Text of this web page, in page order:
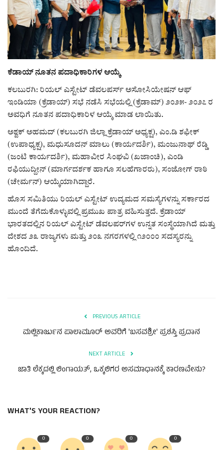
ರಾಜಕೀಯ
ಸುದ್ದಿ
e-paper (ಇ–ಪೇಪರ್‌)
ಪುಸ್ತಕ ಪರಿಚಯ
ಸಾಧಕರ ಪರಿಚಯ
ಪತ್ರಕರ್ತರ ಪರಿಚಯ
ಸಂಪಾದಕೀಯ
ಕವನ
Digital Subscription
ಕೆಡಾಯ್ ನೂತನ ಪದಾಧಿಕಾರಿಗಳ ಆಯ್ಕೆ
ಕಲಬುರಗಿ: ರಿಯಲ್ ಎಸ್ಟೇಟ್ ಡೆವಲಪರ್ಸ್ ಅಸೋಸಿಯೇಷನ್ ಆಫ್
ಇಂಡಿಯಾ (ಕ್ರೆಡಾಯ್) ಸಭೆ ನಡೆಸಿ ಸಭೆಯಲ್ಲಿ (ಕ್ರೆಡಾಮ್) ೨೦೨೫- ೨೦೨೭ ರ
ಅವಧಿಗೆ ನೂತನ ಪದಾಧಿಕಾರಿಳ ಆಯ್ಕೆ ಮಾಡ ಲಾಯಿತು.
ಅಶ್ವಕ್ ಅಹಮದ್ (ಕಲಬುರಗಿ ಜಿಲ್ಲಾ ಕ್ರೆಡಾಯ್ ಅಧ್ಯಕ್ಷ), ಎಂ.ಡಿ ಶಫೀಕ್
(ಉಪಾಧ್ಯಕ್ಷ), ಮಧುಸೂದನ್ ಮಾಲು (ಕಾರ್ಯದರ್ಶಿ), ಮಂಜುನಾಥ್ ರೆಡ್ಡಿ
(ಜಂಟಿ ಕಾರ್ಯದರ್ಶಿ), ಮಹಾವೀರ ಸಿಂಘವಿ (ಖಜಾಂಚಿ), ಎಂಡಿ
ರಫಿಯುದ್ದೀನ್ (ಮಾರ್ಗದರ್ಶಕ ಹಾಗೂ ಸಲಹೆಗಾರರು), ಸಂಜೋಗ್ ರಾಠಿ
(ಚೇರ್ಮನ್) ಆಯ್ಕೆಯಾಗಿದ್ದಾರೆ.
ಹೊಸ ಸಮಿತಿಯು ರಿಯಲ್ ಎಸ್ಟೇಟ್ ಉದ್ಯಮದ ಸಮಸ್ಯೆಗಳನ್ನು ಸರ್ಕಾರದ
ಮುಂದೆ ತೆಗೆದುಕೊಳ್ಳುವಲ್ಲಿ ಪ್ರಮುಖ ಪಾತ್ರ ವಹಿಸುತ್ತದೆ. ಕ್ರೆಡಾಯ್
ಭಾರತದಲ್ಲಿನ ರಿಯಲ್ ಎಸ್ಟೇಟ್ ಡೆವಲಪರ್‌ಗಳ ಉನ್ನತ ಸಂಸ್ಥೆಯಾಗಿದೆ ಮತ್ತು
ದೇಶದ ೨೩ ರಾಜ್ಯಗಳು ಮತ್ತು ೨೦೩ ನಗರಗಳಲ್ಲಿ ೧೨೦೦೦ ಸದಸ್ಯರನ್ನು
ಹೊಂದಿದೆ.
PREVIOUS ARTICLE
ಮಲ್ಲಿಕಾರ್ಜುನ ಪಾಲಾಮೂರ್ ಅವರಿಗೆ 'ಬಸವಶ್ರೀ' ಪ್ರಶಸ್ತಿ ಪ್ರದಾನ
NEXT ARTICLE
ಜಾತಿ ಲೆಕ್ಕದಲ್ಲಿ ಲಿಂಗಾಯತ್, ಒಕ್ಕಲಿಗರ ಅಸಮಾಧಾನಕ್ಕೆ ಕಾರಣವೇನು?
WHAT'S YOUR REACTION?
0 0 0 0